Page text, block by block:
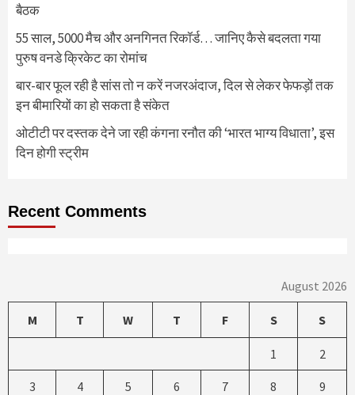
बैठक
55 साल, 5000 मैच और अनगिनत रिकॉर्ड… जानिए कैसे बदलता गया
पुरुष वनडे क्रिकेट का रोमांच
बार-बार फूल रही है सांस तो न करें नजरअंदाज, दिल से लेकर फेफड़ों तक
इन बीमारियों का हो सकता है संकेत
ओटीटी पर दस्तक देने जा रही कंगना रनौत की ‘भारत भाग्य विधाता’, इस
दिन होगी स्ट्रीम
Recent Comments
August 2026
M T W T F S S
1 2
3 4 5 6 7 8 9